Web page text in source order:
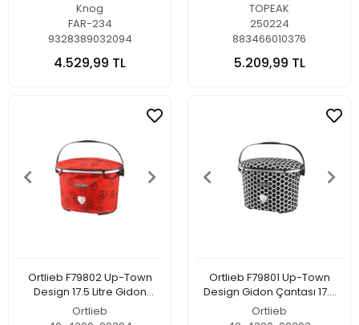
Knog
FAR-234
9328389032094
4.529,99 TL
TOPEAK
250224
883466010376
5.209,99 TL
Ortlieb F79802 Up-Town
Design 17.5 Litre Gidon
Çantası Kırmızı Çiçek Rengi
Ortlieb
Ortlieb F79801 Up-Town
Design Gidon Çantası 17.5
Litre Bal Peteği-Beyaz
Ortlieb